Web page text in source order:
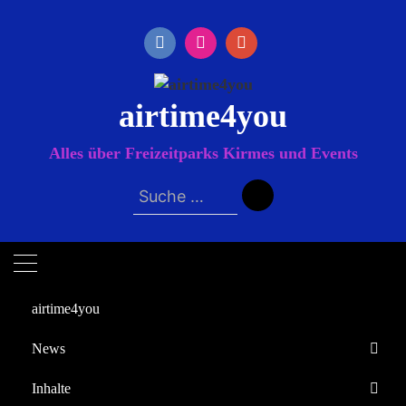
airtime4you
Alles über Freizeitparks Kirmes und Events
Suche
nach:
airtime4you
News
Europa-Park
Inhalte
Startseite